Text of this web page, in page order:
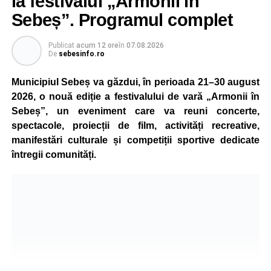
aparatul etilotest, rezultatele fiind negative.
Polițiștii au deschis un dosar penal și continuă cercetările
pentru vătămare corporală din culpă, urmând să
stabilească toate împrejurările în care s-a produs
accidentul.
Adaugă-ne ca sursă preferată
Sebeș”. Programul complet
Publicat acum 12 oreîn 07.08.2026
De sebesinfo.ro
Municipiul Sebeș va găzdui, în perioada 21–30 august
2026, o nouă ediție a festivalului de vară „Armonii în
Sebeș”, un eveniment care va reuni concerte,
spectacole, proiecții de film, activități recreative,
manifestări culturale și competiții sportive dedicate
întregii comunități.